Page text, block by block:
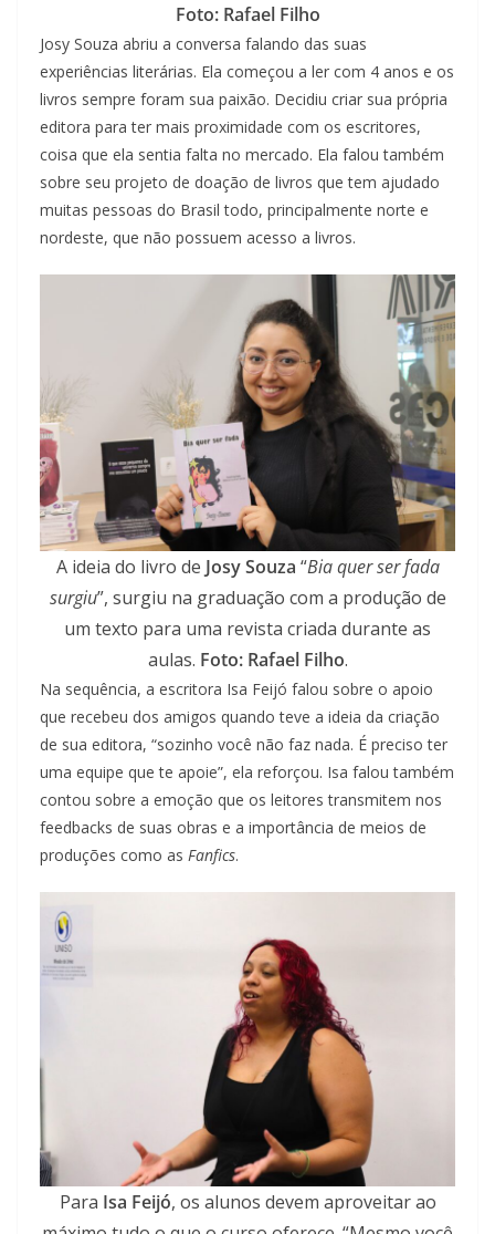
Foto: Rafael Filho
Josy Souza abriu a conversa falando das suas
experiências literárias. Ela começou a ler com 4 anos e os
livros sempre foram sua paixão. Decidiu criar sua própria
editora para ter mais proximidade com os escritores,
coisa que ela sentia falta no mercado. Ela falou também
sobre seu projeto de doação de livros que tem ajudado
muitas pessoas do Brasil todo, principalmente norte e
nordeste, que não possuem acesso a livros.
A ideia do livro de Josy Souza “Bia quer ser fada
surgiu”, surgiu na graduação com a produção de
um texto para uma revista criada durante as
aulas. Foto: Rafael Filho.
Na sequência, a escritora Isa Feijó falou sobre o apoio
que recebeu dos amigos quando teve a ideia da criação
de sua editora, “sozinho você não faz nada. É preciso ter
uma equipe que te apoie”, ela reforçou. Isa falou também
contou sobre a emoção que os leitores transmitem nos
feedbacks de suas obras e a importância de meios de
produções como as Fanfics.
Para Isa Feijó, os alunos devem aproveitar ao